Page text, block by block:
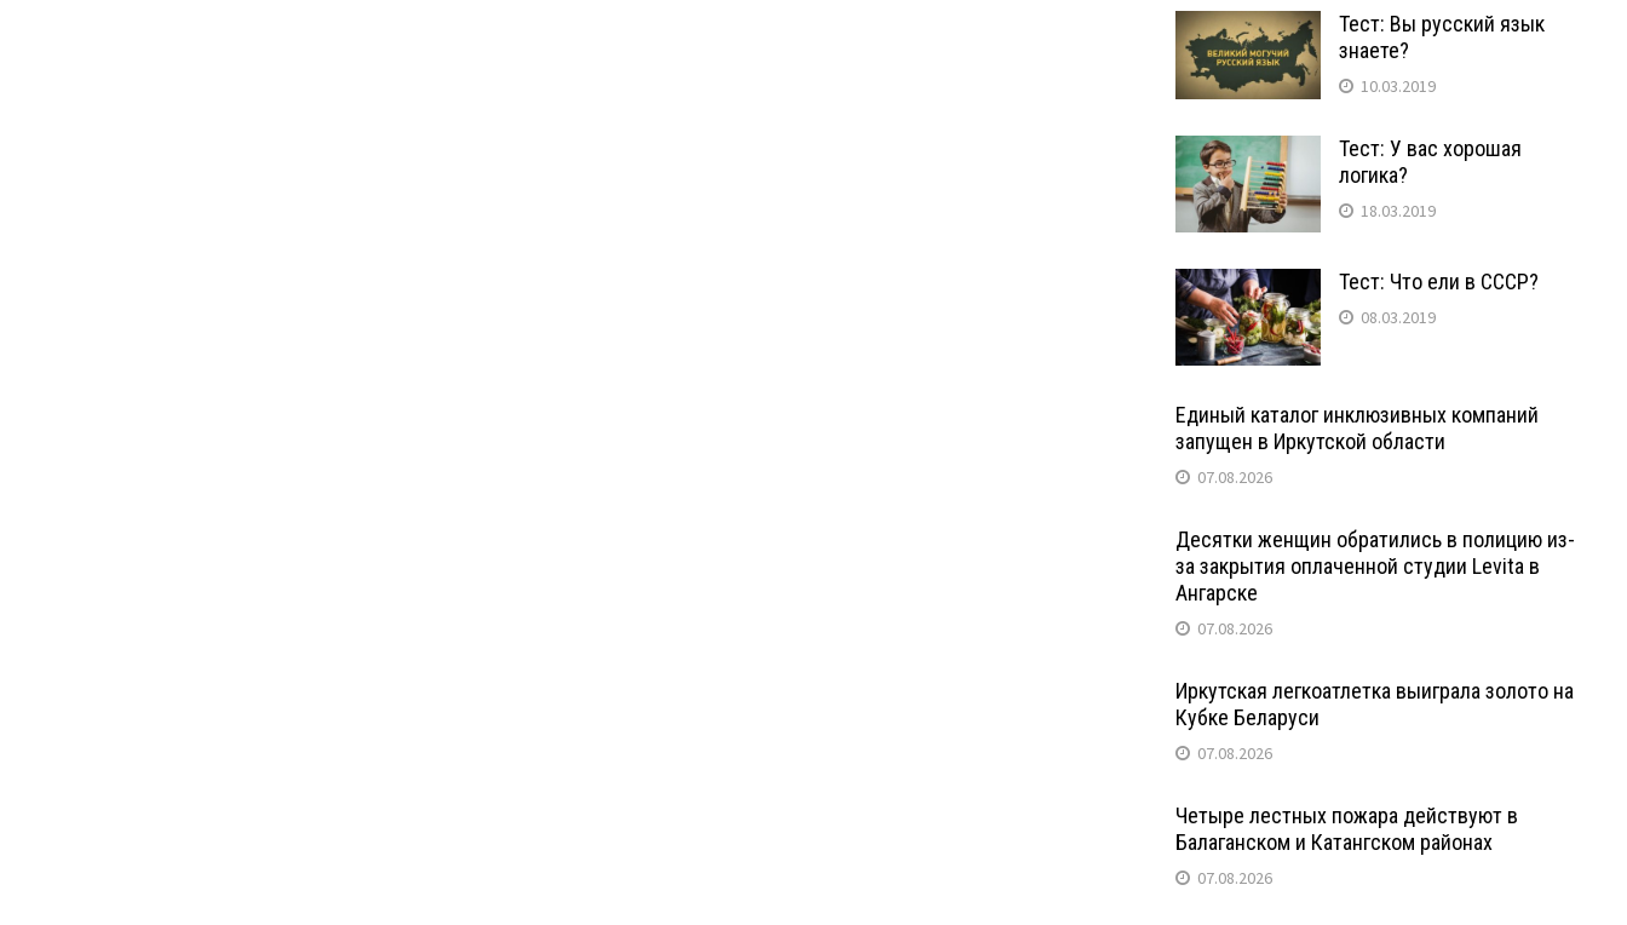
Тест: Вы русский язык
знаете?
10.03.2019
Тест: У вас хорошая
логика?
18.03.2019
Тест: Что ели в СССР?
08.03.2019
Единый каталог инклюзивных компаний
запущен в Иркутской области
07.08.2026
Десятки женщин обратились в полицию из-
за закрытия оплаченной студии Levita в
Ангарске
07.08.2026
Иркутская легкоатлетка выиграла золото на
Кубке Беларуси
07.08.2026
Четыре лестных пожара действуют в
Балаганском и Катангском районах
07.08.2026